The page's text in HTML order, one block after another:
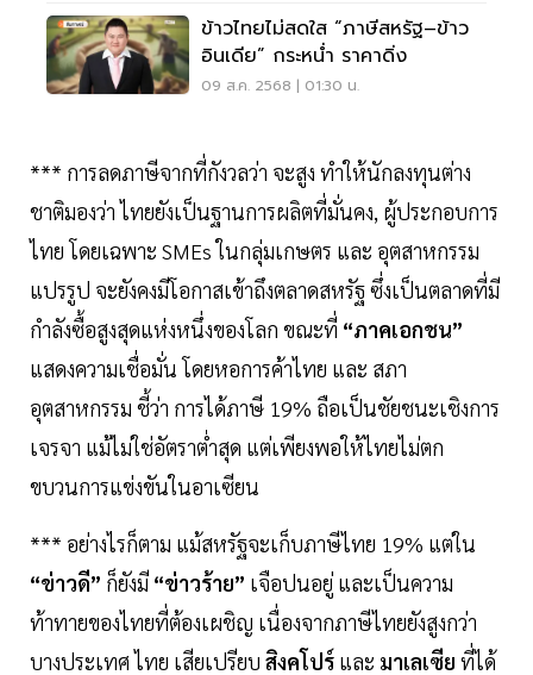
ข้าวไทยไม่สดใส “ภาษีสหรัฐ–ข้าว
อินเดีย” กระหน่ำ ราคาดิ่ง
09 ส.ค. 2568 | 01:30 น.
*** การลดภาษีจากที่กังวลว่า จะสูง ทำให้นักลงทุนต่าง
ชาติมองว่า ไทยยังเป็นฐานการผลิตที่มั่นคง, ผู้ประกอบการ
ไทย โดยเฉพาะ SMEs ในกลุ่มเกษตร และ อุตสาหกรรม
แปรรูป จะยังคงมีโอกาสเข้าถึงตลาดสหรัฐ ซึ่งเป็นตลาดที่มี
กำลังซื้อสูงสุดแห่งหนึ่งของโลก ขณะที่ “ภาคเอกชน”
แสดงความเชื่อมั่น โดยหอการค้าไทย และ สภา
อุตสาหกรรม ชี้ว่า การได้ภาษี 19% ถือเป็นชัยชนะเชิงการ
เจรจา แม้ไม่ใช่อัตราต่ำสุด แต่เพียงพอให้ไทยไม่ตก
ขบวนการแข่งขันในอาเซียน
*** อย่างไรก็ตาม แม้สหรัฐจะเก็บภาษีไทย 19% แต่ใน
“ข่าวดี” ก็ยังมี “ข่าวร้าย” เจือปนอยู่ และเป็นความ
ท้าทายของไทยที่ต้องเผชิญ เนื่องจากภาษีไทยยังสูงกว่า
บางประเทศ ไทย เสียเปรียบ สิงคโปร์ และ มาเลเซีย ที่ได้